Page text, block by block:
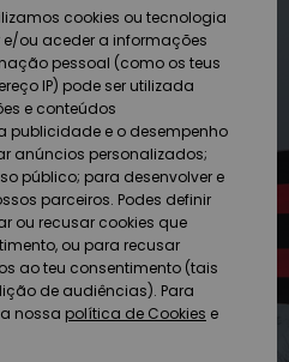
e
água
e
água
Shop
de
cookies ou tecnologia
ou aceder a informações
pessoal (como os teus
IP) pode ser utilizada
e conteúdos
publicidade e o desempenho
anúncios personalizados;
público; para desenvolver e
parceiros. Podes definir
ou recusar cookies que
ou para recusar
ao teu consentimento (tais
de audiências). Para
nossa política de Cookies e